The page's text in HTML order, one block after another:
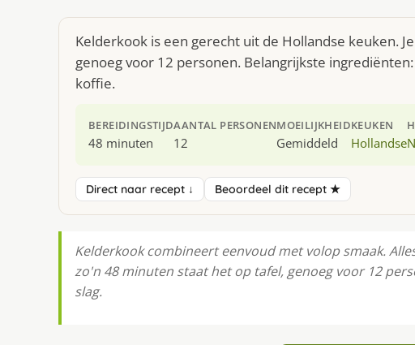
Kelderkook is een gerecht uit de Hollandse keuken.
genoeg voor 12 personen. Belangrijkste
koffie.
BEREIDINGSTIJD
48 minuten
AANTAL PERSONEN
12
MOEILIJKHEID
Gemiddeld
KEUKEN
Hollandse
Direct naar recept ↓ Beoordeel dit recept ★
Kelderkook combineert eenvoud met volop smaak.
zo'n 48 minuten staat het op tafel, genoeg voor 12
slag.